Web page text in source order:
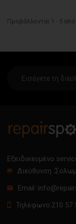
Προβάλλονται 1 - 5 από
Εξειδικευμένο
Διεύθυνση :
Email :
Τηλέφωνο:210 57